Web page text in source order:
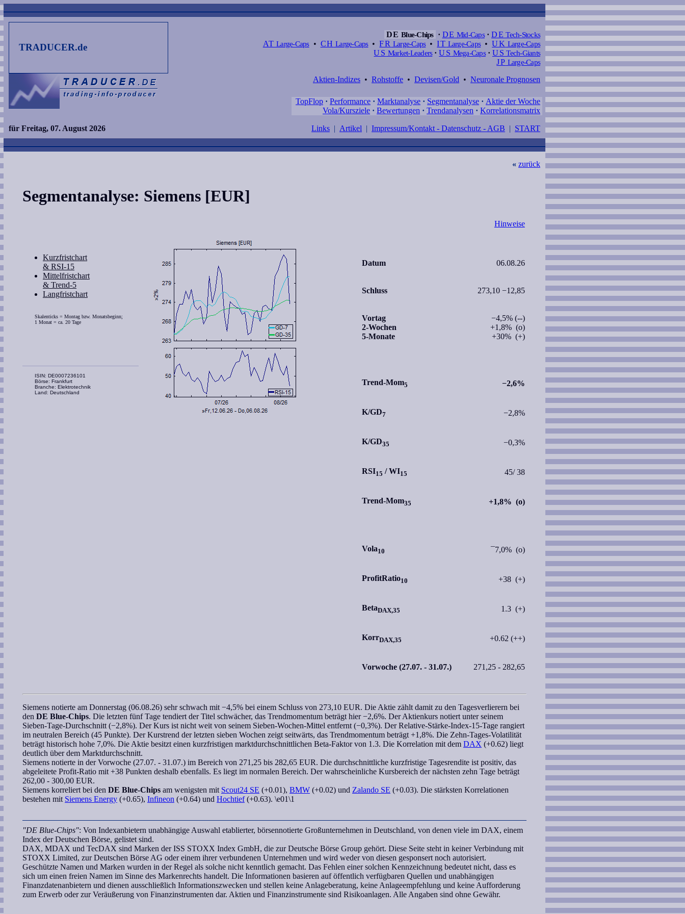
TRADUCER.de
DE Blue-Chips · DE Mid-Caps · DE Tech-Stocks
AT Large-Caps• CH Large-Caps•FR Large-Caps•IT Large-Caps•UK Large-Caps
US Market-Leaders · US Mega-Caps · US Tech-Giants
JP Large-Caps
Aktien-Indizes • Rohstoffe • Devisen/Gold • Neuronale Prognosen
TopFlop · Performance · Marktanalyse · Segmentanalyse · Aktie der Woche
Vola/Kursziele · Bewertungen · Trendanalysen · Korrelationsmatrix
« zurück
für Freitag, 07. August 2026 Links | Artikel | Impressum/Kontakt - Datenschutz - AGB | START
Segmentanalyse: Siemens [EUR]
Hinweise
Kurzfristchart
& RSI-15
Mittelfristchart
& Trend-5
Langfristchart
Skalenticks = Montag bzw. Monatsbeginn;
1 Monat = ca. 20 Tage
ISIN: DE0007236101
Börse: Frankfurt
Branche: Elektrotechnik
Land: Deutschland
Datum 06.08.26
Schluss 273,10 −12,85
Vortag
2-Wochen
5-Monate
−4,5% (--)
+1,8% (o)
+30% (+)
Trend-Mom5 −2,6%
K/GD7 −2,8%
K/GD35 −0,3%
RSI15 /WI15 45/ 38
Trend-Mom35 +1,8% (o)
Vola10 ¯7,0% (o)
ProfitRatio10 +38 (+)
BetaDAX,35 1.3 (+)
KorrDAX,35 +0.62 (++)
Vorwoche (27.07. - 31.07.) 271,25 - 282,65
Siemens notierte am Donnerstag (06.08.26) sehr schwach mit −4,5% bei einem Schluss von 273,10 EUR. Die Aktie zählt damit zu den Tagesverlierern bei
den DE Blue-Chips. Die letzten fünf Tage tendiert der Titel schwächer, das Trendmomentum beträgt hier −2,6%. Der Aktienkurs notiert unter seinem
Sieben-Tage-Durchschnitt (−2,8%). Der Kurs ist nicht weit von seinem Sieben-Wochen-Mittel entfernt (−0,3%). DerRelative-Stärke-Index-15-Tage rangiert
im neutralen Bereich (45 Punkte). Der Kurstrend der letzten sieben Wochen zeigt seitwärts, das Trendmomentum beträgt +1,8%. Die Zehn-Tages-Volatilität
beträgt historisch hohe 7,0%. Die Aktie besitzt einen kurzfristigen marktdurchschnittlichen Beta-Faktorvon 1.3. Die Korrelation mit dem DAX (+0.62) liegt
deutlich über dem Marktdurchschnitt.
Siemens notierte in der Vorwoche (27.07. - 31.07.) im Bereich von 271,25 bis 282,65 EUR. Die durchschnittliche kurzfristige Tagesrendite ist positiv, das
abgeleitete Profit-Ratio mit +38 Punkten deshalb ebenfalls. Es liegt im normalen Bereich. Derwahrscheinliche Kursbereich der nächsten zehn Tage beträgt
262,00 - 300,00 EUR.
Siemens korreliert bei den DE Blue-Chips am wenigsten mit Scout24 SE (+0.01), BMW (+0.02) und Zalando SE (+0.03). Die stärksten Korrelationen
bestehen mit Siemens Energy (+0.65), Infineon (+0.64) und Hochtief(+0.63). \e01\1
"DE Blue-Chips": Von Indexanbietern unabhängige Auswahl etablierter, börsennotierte Großunternehmen in Deutschland, von denen viele im DAX, einem
Index der Deutschen Börse, gelistet sind.
DAX, MDAX und TecDAX sind Marken der ISS STOXX Index GmbH, die zur Deutsche Börse Group gehört. Diese Seite steht in keiner Verbindung mit
STOXX Limited, zur Deutschen Börse AG oder einem ihrer verbundenen Unternehmen und wird weder von diesen gesponsert noch autorisiert.
Geschützte Namen und Marken wurden in der Regel als solche nicht kenntlich gemacht. Das Fehlen einer solchen Kennzeichnung bedeutet nicht, dass es
sich um einen freien Namen im Sinne des Markenrechts handelt. Die Informationen basieren auf öffentlich verfügbaren Quellen und unabhängigen
Finanzdatenanbietern und dienen ausschließlich Informationszwecken und stellen keine Anlageberatung, keine Anlageempfehlung und keine Aufforderung
zum Erwerb oder zur Veräußerung von Finanzinstrumenten dar. Aktien und Finanzinstrumente sind Risikoanlagen. Alle Angaben sind ohne Gewähr.